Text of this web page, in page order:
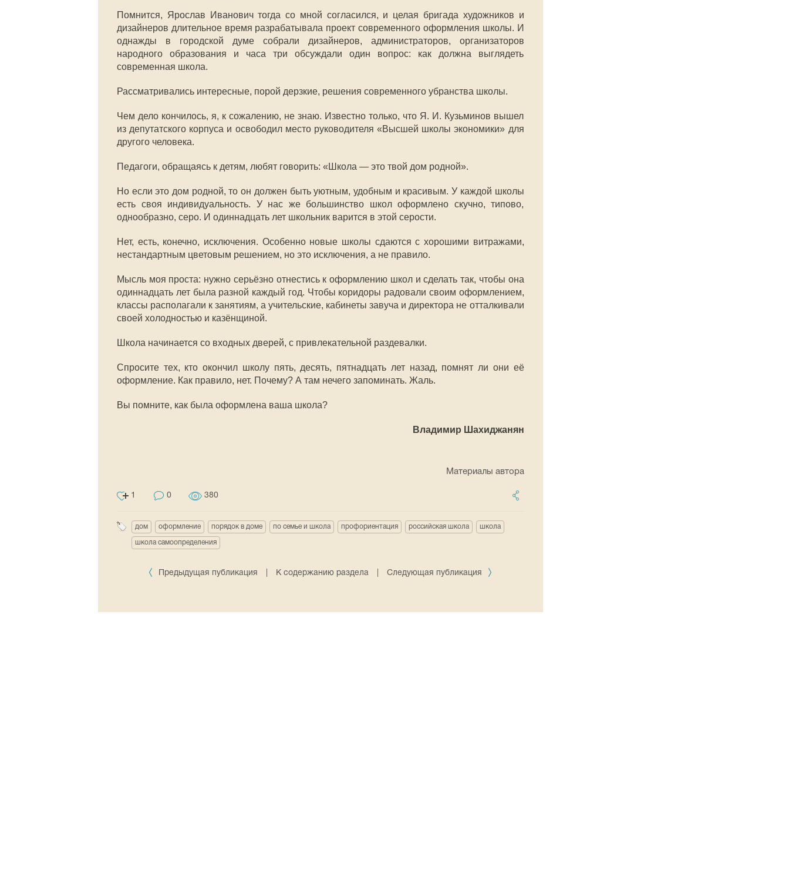
Помнится, Ярослав Иванович тогда со мной согласился, и целая бригада художников и
дизайнеров длительное время разрабатывала проект современного оформления школы. И
однажды в городской думе собрали дизайнеров, администраторов, организаторов
народного образования и часа три обсуждали один вопрос: как должна выглядеть
современная школа.
Рассматривались интересные, порой дерзкие, решения современного убранства школы.
Чем дело кончилось, я, к сожалению, не знаю. Известно только, что Я. И. Кузьминов вышел
из депутатского корпуса и освободил место руководителя «Высшей школы экономики» для
другого человека.
Педагоги, обращаясь к детям, любят говорить: «Школа — это твой дом родной».
Но если это дом родной, то он должен быть уютным, удобным и красивым. У каждой школы
есть своя индивидуальность. У нас же большинство школ оформлено скучно, типово,
однообразно, серо. И одиннадцать лет школьник варится в этой серости.
Нет, есть, конечно, исключения. Особенно новые школы сдаются с хорошими витражами,
нестандартным цветовым решением, но это исключения, а не правило.
Мысль моя проста: нужно серьёзно отнестись к оформлению школ и сделать так, чтобы она
одиннадцать лет была разной каждый год. Чтобы коридоры радовали своим оформлением,
классы располагали к занятиям, а учительские, кабинеты завуча и директора не отталкивали
своей холодностью и казёнщиной.
Школа начинается со входных дверей, с привлекательной раздевалки.
Спросите тех, кто окончил школу пять, десять, пятнадцать лет назад, помнят ли они её
оформление. Как правило, нет. Почему? А там нечего запоминать. Жаль.
Вы помните, как была оформлена ваша школа?
Владимир Шахиджанян
Материалы автора
1 0 380
дом оформление порядок в доме по семье и школа профориентация российская школа школа
школа самоопределения
Предыдущая публикация К содержанию раздела Следующая публикация